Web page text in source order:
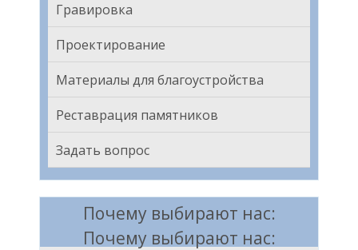
Гравировка
Проектирование
Материалы для благоустройства
Реставрация памятников
Задать вопрос
Почему выбирают нас:
Почему выбирают нас: